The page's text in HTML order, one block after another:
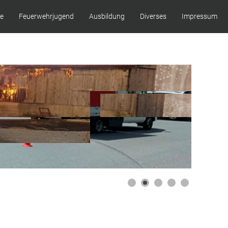
Feuerwehrjugend Ausbildung Diverses Impressum